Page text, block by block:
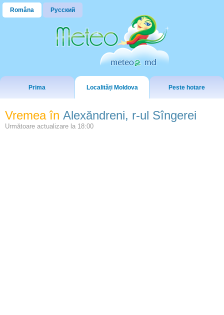
Româna Русский
Prima Localități Moldova Peste hotare
Vremea în Alexăndreni, r-ul Sîngerei
Următoare actualizare la 18:00